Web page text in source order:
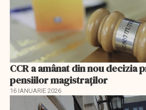
CCR a amânat din nou
pensiilor magistraţilor
16 IANUARIE 2026